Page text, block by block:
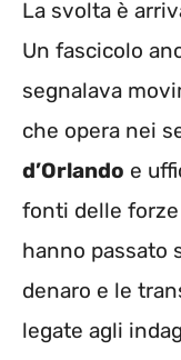
La svolta è
Un fascicolo
segnalava
che opera nei
d’Orlando e
fonti delle
hanno passato
denaro e le
legate agli